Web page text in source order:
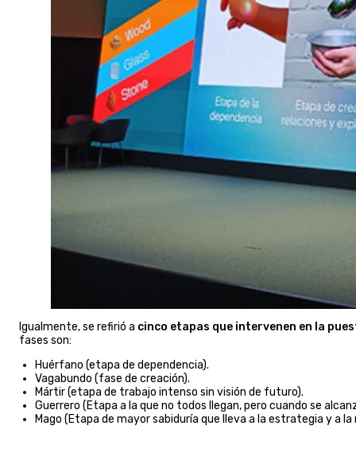
Igualmente, se refirió a cinco etapas que intervenen en la
fases son:
Huérfano (etapa de dependencia).
Vagabundo (fase de creación).
Mártir (etapa de trabajo intenso sin visión de futuro).
Guerrero (Etapa a la que no todos llegan, pero cuando se
Mago (Etapa de mayor sabiduría que lleva a la estrategia y a la